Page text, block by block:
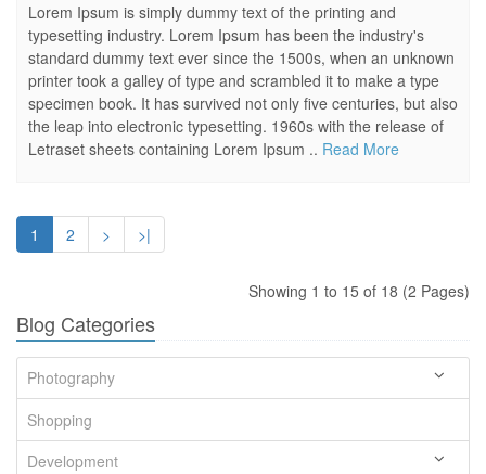
Lorem Ipsum is simply dummy text of the printing and
typesetting industry. Lorem Ipsum has been the industry's
standard dummy text ever since the 1500s, when an unknown
printer took a galley of type and scrambled it to make a type
specimen book. It has survived not only five centuries, but also
the leap into electronic typesetting. 1960s with the release of
Letraset sheets containing Lorem Ipsum .. Read More
1 2 > >|
Showing 1 to 15 of 18 (2 Pages)
Blog Categories
Photography
Shopping
Development